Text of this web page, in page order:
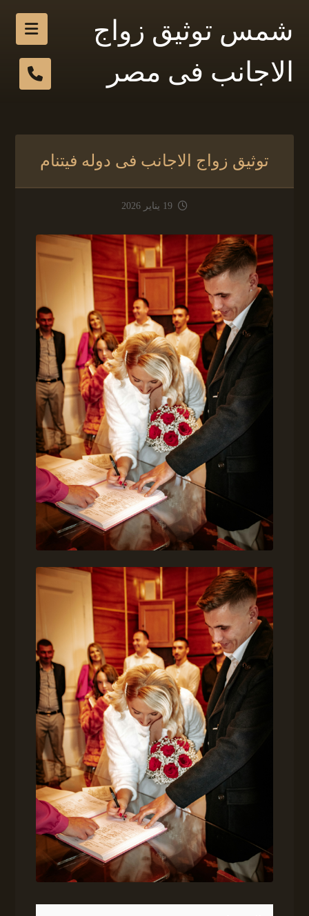
شمس توثيق زواج
الاجانب فى مصر
توثيق زواج الاجانب فى دوله فيتنام
19 يناير 2026